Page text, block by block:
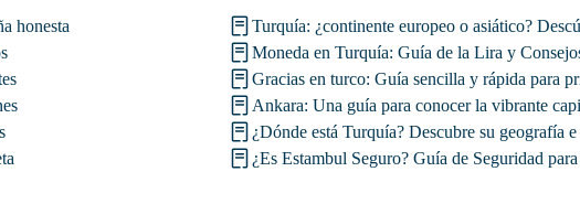
honesta
Turquía: ¿continente europeo o asiático?
Moneda en Turquía: Guía de la Lira y
Gracias en turco: Guía sencilla y rápida para
Ankara: Una guía para conocer la vibrante
¿Dónde está Turquía? Descubre su geografía
¿Es Estambul Seguro? Guía de Seguridad